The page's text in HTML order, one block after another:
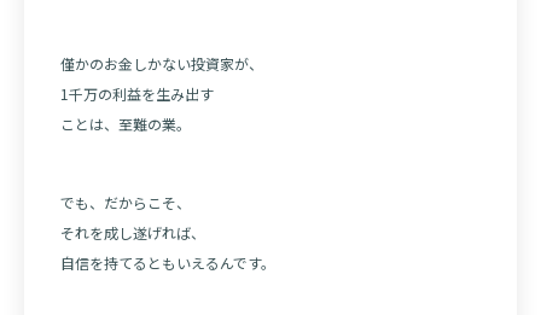
僅かのお金しかない投資家が、
1千万の利益を生み出す
ことは、至難の業。
でも、だからこそ、
それを成し遂げれば、
自信を持てるともいえるんです。